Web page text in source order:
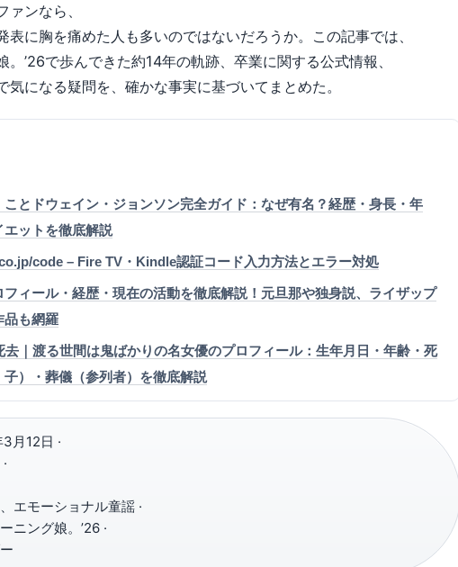
ァンなら、
表に胸を痛めた人も多いのではないだろうか。この記事では、
。’26で歩んできた約14年の軌跡、卒業に関する公式情報、
気になる疑問を、確かな事実に基づいてまとめた。
ことドウェイン・ジョンソン完全ガイド：なぜ有名？経歴・身長・年
エットを徹底解説
code – Fire TV・Kindle認証コード入力方法とエラー対処
ィール・経歴・現在の活動を徹底解説！元旦那や独身説、ライザップ
品も網羅
去｜渡る世間は鬼ばかりの名女優のプロフィール：生年月日・年齢・死
子）・葬儀（参列者）を徹底解説
月12日 ·
エモーショナル童謡 ·
ニング娘。’26 ·